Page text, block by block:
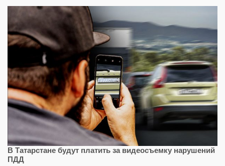
В Татарстане будут платить за видеосъемку нарушений
ПДД